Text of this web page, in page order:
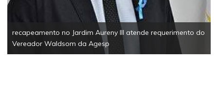
recapeamento no Jardim Aureny III atende requerimento do
Vereador Waldsom da Agesp